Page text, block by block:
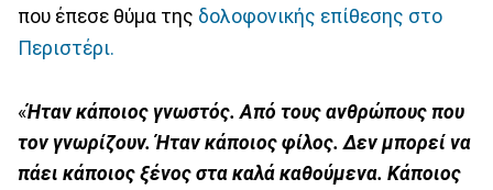
που έπεσε θύμα της δολοφονικής επίθεσης στο
Περιστέρι.
«Ήταν κάποιος γνωστός. Από τους ανθρώπους που
τον γνωρίζουν. Ήταν κάποιος φίλος. Δεν μπορεί να
πάει κάποιος ξένος στα καλά καθούμενα. Κάποιος